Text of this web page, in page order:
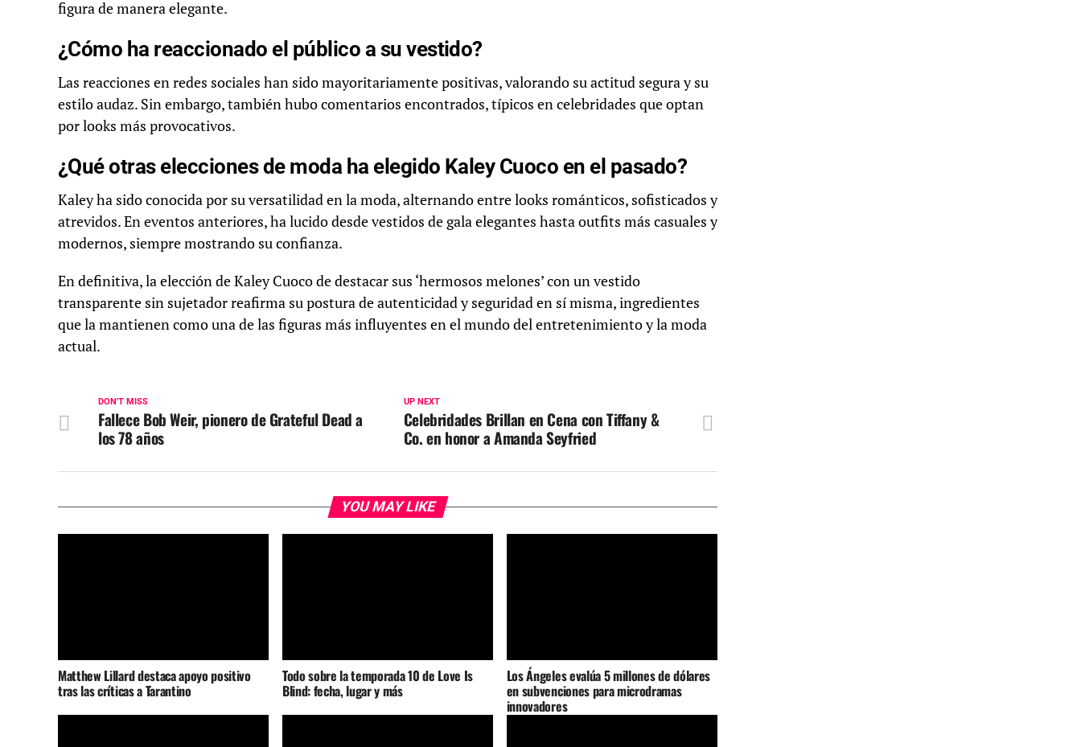
figura de manera elegante.
¿Cómo ha reaccionado el público a su vestido?
Las reacciones en redes sociales han sido mayoritariamente positivas, valorando su actitud segura y su
estilo audaz. Sin embargo, también hubo comentarios encontrados, típicos en celebridades que optan
por looks más provocativos.
¿Qué otras elecciones de moda ha elegido Kaley Cuoco en el pasado?
Kaley ha sido conocida por su versatilidad en la moda, alternando entre looks románticos, sofisticados y
atrevidos. En eventos anteriores, ha lucido desde vestidos de gala elegantes hasta outfits más casuales y
modernos, siempre mostrando su confianza.
En definitiva, la elección de Kaley Cuoco de destacar sus ‘hermosos melones’ con un vestido
transparente sin sujetador reafirma su postura de autenticidad y seguridad en sí misma, ingredientes
que la mantienen como una de las figuras más influyentes en el mundo del entretenimiento y la moda
actual.
UP NEXT
Celebridades Brillan en Cena con Tiffany &
Co. en honor a Amanda Seyfried
DON'T MISS
Fallece Bob Weir, pionero de Grateful Dead a
los 78 años
YOU MAY LIKE
Matthew Lillard destaca apoyo positivo
tras las críticas a Tarantino
Todo sobre la temporada 10 de Love Is
Blind: fecha, lugar y más
Los Ángeles evalúa 5 millones de dólares
en subvenciones para microdramas
innovadores